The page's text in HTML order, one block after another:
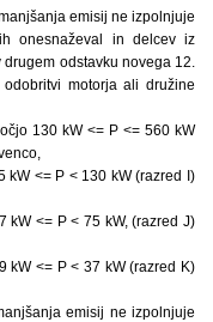
emisij ne izpolnjuje
onesnaževal in delcev iz
odstavku novega 12.
motorja ali družine
130 kW <= P <= 560 kW
kW <= P < 130 kW (razred I)
kW <= P < 75 kW, (razred J)
kW <= P < 37 kW (razred K)
emisij ne izpolnjuje